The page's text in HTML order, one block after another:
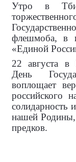
Утро в
флешмоба, в
«Единой
22 августа в
День
воплощает
российского
солидарность
нашей
предков.